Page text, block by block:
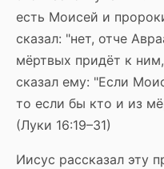
есть Моисей и
сказал: "нет, отче
мёртвых придёт к
сказал ему: "Если
то если бы кто и из
(Луки 16:19–31)
Иисус рассказал эту